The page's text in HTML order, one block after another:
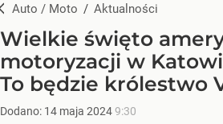
Auto / Moto / Aktualności
Wielkie święto
motoryzacji w
To będzie królestwo
Dodano: 14 maja 20249:30